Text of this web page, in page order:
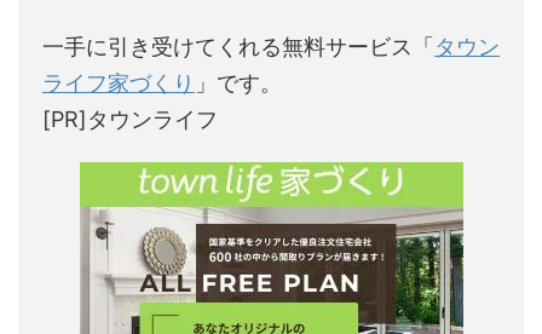
一手に引き受けてくれる無料サービス「タウン
ライフ家づくり 」です。
[PR]タウンライフ